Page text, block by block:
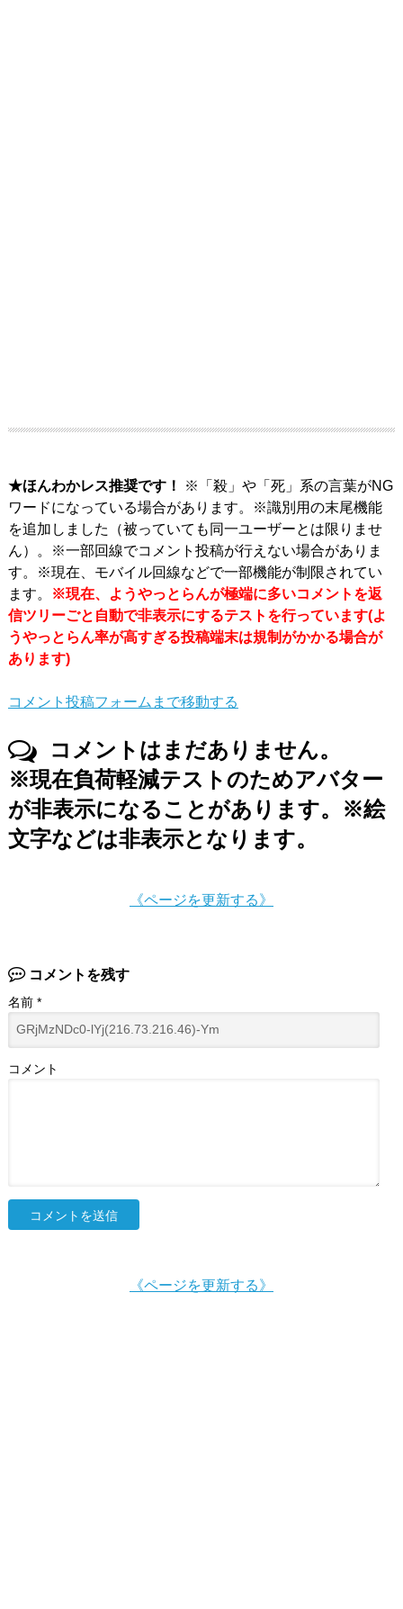
★ほんわかレス推奨です！
※「殺」や「死」系の言葉がNG
ワードになっている場合があります。※識別用の末尾機能
を追加しました（被っていても同一ユーザーとは限りませ
ん）。※一部回線でコメント投稿が行えない場合がありま
す。※現在、モバイル回線などで一部機能が制限されてい
ます。
※現在、ようやっとらんが極端に多いコメントを返
信ツリーごと自動で非表示にするテストを行っています(よ
うやっとらん率が高すぎる投稿端末は規制がかかる場合が
あります)
コメント投稿フォームまで移動する
コメントはまだありません。
※現在負荷軽減テストのためアバター
が非表示になることがあります。※絵
文字などは非表示となります。
《ページを更新する》
コメントを残す
名前 *
コメント
《ページを更新する》